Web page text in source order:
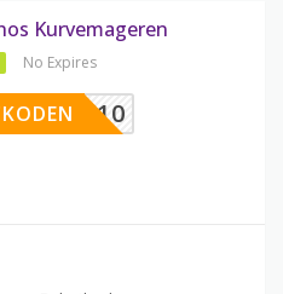
Kurvemageren
No Expires
ABXIAY10